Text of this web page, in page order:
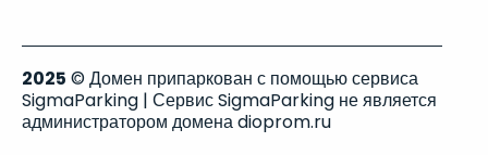
2025 © Домен припаркован с помощью сервиса
SigmaParking | Сервис SigmaParking не является
администратором домена dioprom.ru